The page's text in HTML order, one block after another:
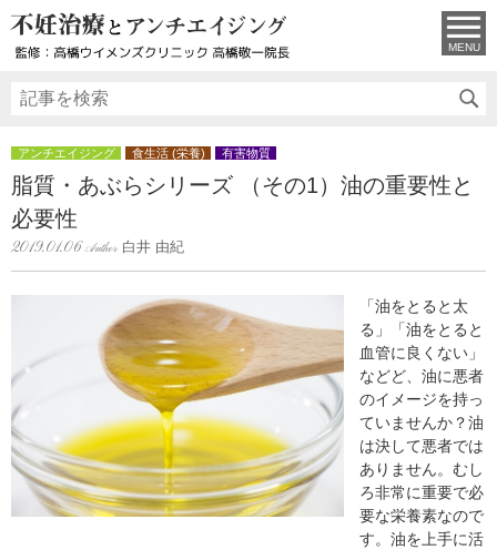
MENU
アンチエイジング 食生活 (栄養) 有害物質
脂質・あぶらシリーズ （その1）油の重要性と
必要性
2019.01.06 白井 由紀
「油をとると太
る」「油をとると
血管に良くない」
などど、油に悪者
のイメージを持っ
ていませんか？油
は決して悪者では
ありません。むし
ろ非常に重要で必
要な栄養素なので
す。油を上手に活